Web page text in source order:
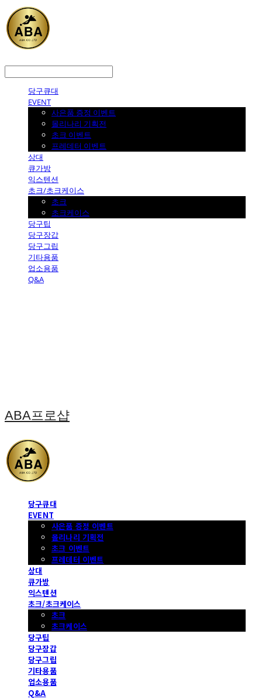
당구큐대
EVENT
사은품 증정 이벤트
몰리나리 기획전
초크 이벤트
프레데터 이벤트
상대
큐가방
익스텐션
초크/초크케이스
초크
초크케이스
당구팁
당구장갑
당구그립
기타용품
업소용품
Q&A
ABA프로샵
당구큐대
EVENT
사은품 증정 이벤트
몰리나리 기획전
초크 이벤트
프레데터 이벤트
상대
큐가방
익스텐션
초크/초크케이스
초크
초크케이스
당구팁
당구장갑
당구그립
기타용품
업소용품
Q&A